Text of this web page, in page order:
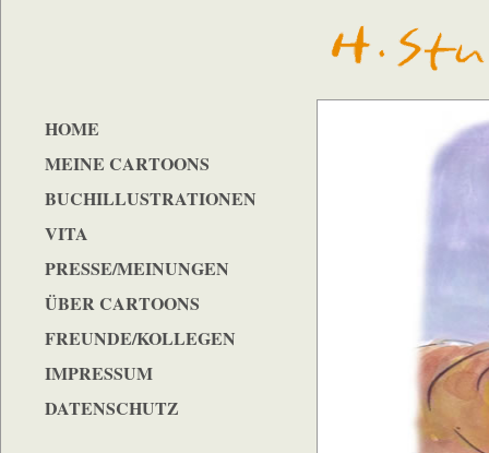
HOME
MEINE CARTOONS
BUCHILLUSTRATIONEN
VITA
PRESSE/MEINUNGEN
ÜBER CARTOONS
FREUNDE/KOLLEGEN
IMPRESSUM
DATENSCHUTZ